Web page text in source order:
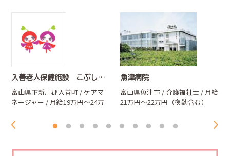
入善老人保健施設 こぶしの庭
富山県下新川郡入善町 / ケアマ
ネージャー / 月給19万円～24万
魚津病院
富山県魚津市 / 介護福祉士 / 月給
21万円～22万円（夜勤含む）